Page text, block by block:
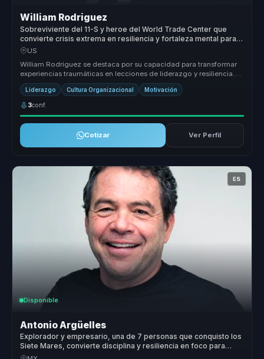
William Rodriguez
Sobreviviente del 11-S y heroe del World Trade Center que
convierte crisis extrema en resiliencia y fortaleza mental para
equipos.
US
William Rodriguez se destaca por su capacidad para transformar
experiencias traumáticas en lecciones de liderazgo y resiliencia.
Su enfoq...
Liderazgo Cultura Organizacional Motivación
3conf.
Cotizar Ver Perfil
ES
Disponible
Antonio Argüelles
Explorador y empresario, una de 7 personas que conquisto los
Siete Mares, convierte disciplina y resiliencia en foco para
lideres.